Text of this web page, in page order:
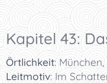
Kapitel 43:
Örtlichkeit:
Leitmotiv: Im